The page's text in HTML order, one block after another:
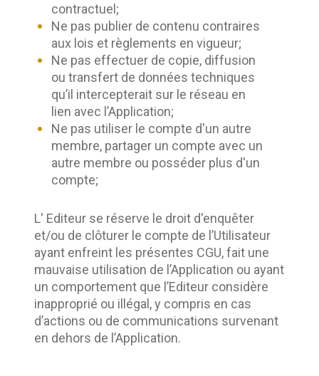
contractuel;
Ne pas publier de contenu contraires
aux lois et règlements en vigueur;
Ne pas effectuer de copie, diffusion
ou transfert de données techniques
qu’il intercepterait sur le réseau en
lien avec l’Application;
Ne pas utiliser le compte d'un autre
membre, partager un compte avec un
autre membre ou posséder plus d'un
compte;
L' Editeur se réserve le droit d'enquêter
et/ou de clôturer le compte de l’Utilisateur
ayant enfreint les présentes CGU, fait une
mauvaise utilisation de l’Application ou ayant
un comportement que l’Editeur considère
inapproprié ou illégal, y compris en cas
d’actions ou de communications survenant
en dehors de l’Application.